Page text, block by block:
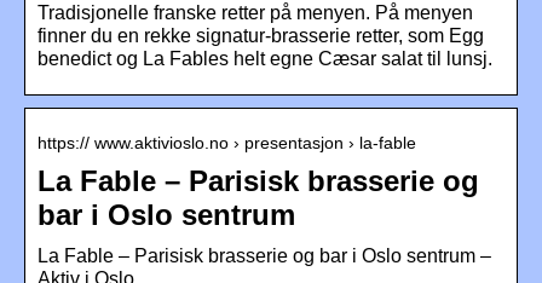
Tradisjonelle franske retter på menyen. På menyen
finner du en rekke signatur-brasserie retter, som Egg
benedict og La Fables helt egne Cæsar salat til lunsj.
https:// www.aktivioslo.no › presentasjon › la-fable
La Fable – Parisisk brasserie og
bar i Oslo sentrum
La Fable – Parisisk brasserie og bar i Oslo sentrum –
Aktiv i Oslo